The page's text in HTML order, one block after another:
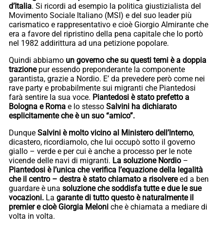
d’Italia. Si ricordi ad esempio la politica giustizialista del
Movimento Sociale Italiano (MSI) e del suo leader più
carismatico e rappresentativo e cioè Giorgio Almirante che
era a favore del ripristino della pena capitale che lo portò
nel 1982 addirittura ad una petizione popolare.
Quindi abbiamo un governo che su questi temi è a doppia
trazione pur essendo preponderante la componente
garantista, grazie a Nordio. E’ da prevedere però come nei
rave party e probabilmente sui migranti che Piantedosi
farà sentire la sua voce. Piantedosi è stato prefetto a
Bologna e Roma e lo stesso Salvini ha dichiarato
esplicitamente che è un suo “amico”.
Dunque Salvini è molto vicino al Ministero dell’Interno,
dicastero, ricordiamolo, che lui occupò sotto il governo
giallo – verde e per cui è anche a processo per le note
vicende delle navi di migranti. La soluzione Nordio –
Piantedosi è l’unica che verifica l’equazione della legalità
che il centro – destra è stato chiamato a risolvereed a ben
guardare è una soluzione che soddisfa tutte e due le sue
vocazioni. La garante di tutto questo è naturalmente il
premier e cioè Giorgia Meloni che è chiamata a mediare di
volta in volta.